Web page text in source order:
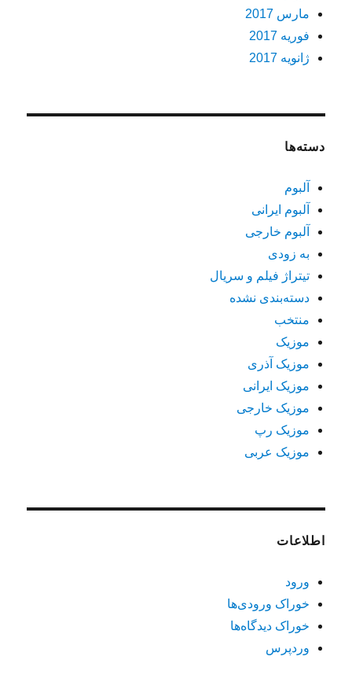
مارس 2017
فوریه 2017
ژانویه 2017
دسته‌ها
آلبوم
آلبوم ایرانی
آلبوم خارجی
به زودی
تیتراژ فیلم و سریال
دسته‌بندی نشده
منتخب
موزیک
موزیک آذری
موزیک ایرانی
موزیک خارجی
موزیک رپ
موزیک عربی
اطلاعات
ورود
خوراک ورودی‌ها
خوراک دیدگاه‌ها
وردپرس